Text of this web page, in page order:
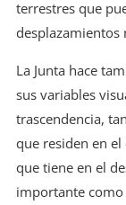
terrestres que
desplazamientos
La Junta hace
sus variables
trascendencia,
que residen en
que tiene en el
importante